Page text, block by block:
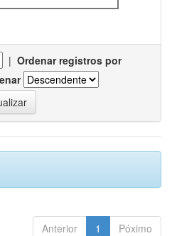
| Ordenar registros por
Anterior 1 Póximo